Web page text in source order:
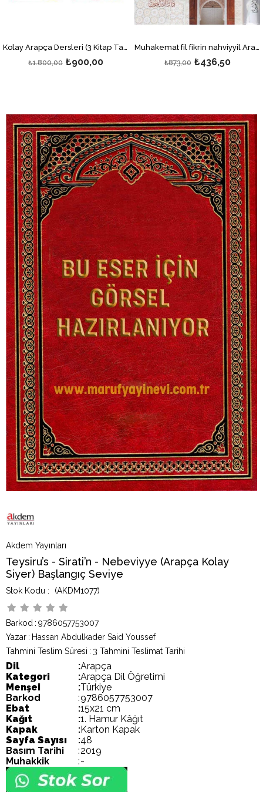
Kolay Arapça Dersleri (3 Kitap Takım - Karton Kapak); Camiu'd - Durusi'l - Lugati'l - Arabiyye
₺900,00
₺1.800,00
Muhakemat fil fikrin nahviyyil Arabi mevakıf ve hakaik - محاكمات في الفكر النحوي العربي مواقف وحقائق
₺436,50
₺873,00
Akdem Yayınları
Teysiru’s - Sirati’n - Nebeviyye (Arapça Kolay
Siyer) Başlangıç Seviye
(AKDM1077)
Barkod : 9786057753007
Yazar : Hassan Abdulkader Said Youssef
Tahmini Teslim Süresi : 3 Tahmini Teslimat Tarihi
Dil :Arapça
Kategori
:Arapça Dil Öğretimi
Menşei
:Türkiye
Barkod
:9786057753007
Ebat
:15x21 cm
Kağıt
:1. Hamur Kâğıt
Kapak
:Karton Kapak
Sayfa Sayısı
:48
Basım Tarihi
:2019
Muhakkik
:-